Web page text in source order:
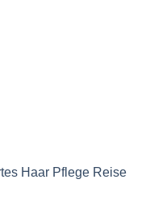
Haar Pflege Reise